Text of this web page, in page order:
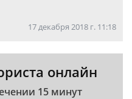
17 декабря 2018 г. 11:18
онлайн
15 минут